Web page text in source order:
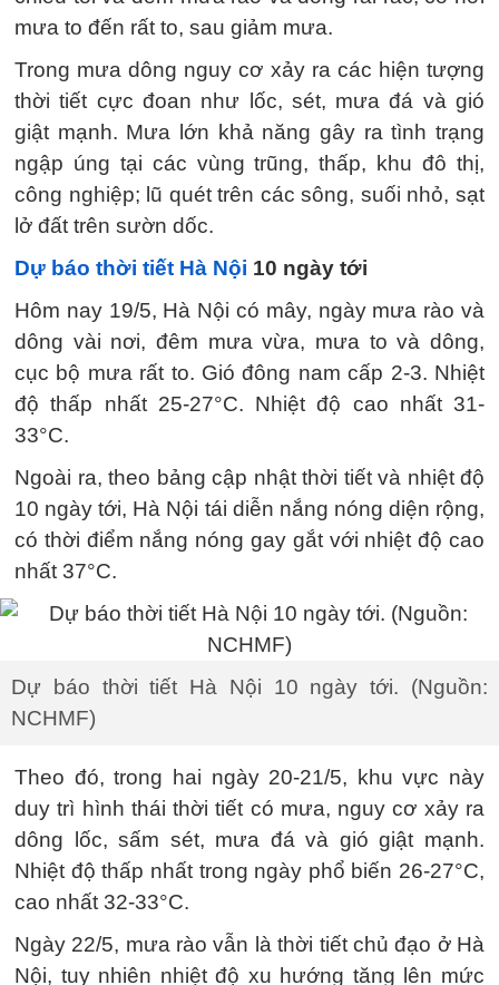
mưa to đến rất to, sau giảm mưa.
Trong mưa dông nguy cơ xảy ra các hiện tượng
thời tiết cực đoan như lốc, sét, mưa đá và gió
giật mạnh. Mưa lớn khả năng gây ra tình trạng
ngập úng tại các vùng trũng, thấp, khu đô thị,
công nghiệp; lũ quét trên các sông, suối nhỏ, sạt
lở đất trên sườn dốc.
Dự báo thời tiết Hà Nội 10 ngày tới
Hôm nay 19/5, Hà Nội có mây, ngày mưa rào và
dông vài nơi, đêm mưa vừa, mưa to và dông,
cục bộ mưa rất to. Gió đông nam cấp 2-3. Nhiệt
độ thấp nhất 25-27°C. Nhiệt độ cao nhất 31-
33°C.
Ngoài ra, theo bảng cập nhật thời tiết và nhiệt độ
10 ngày tới, Hà Nội tái diễn nắng nóng diện rộng,
có thời điểm nắng nóng gay gắt với nhiệt độ cao
nhất 37°C.
Dự báo thời tiết Hà Nội 10 ngày tới. (Nguồn:
NCHMF)
Theo đó, trong hai ngày 20-21/5, khu vực này
duy trì hình thái thời tiết có mưa, nguy cơ xảy ra
dông lốc, sấm sét, mưa đá và gió giật mạnh.
Nhiệt độ thấp nhất trong ngày phổ biến 26-27°C,
cao nhất 32-33°C.
Ngày 22/5, mưa rào vẫn là thời tiết chủ đạo ở Hà
Nội, tuy nhiên nhiệt độ xu hướng tăng lên mức